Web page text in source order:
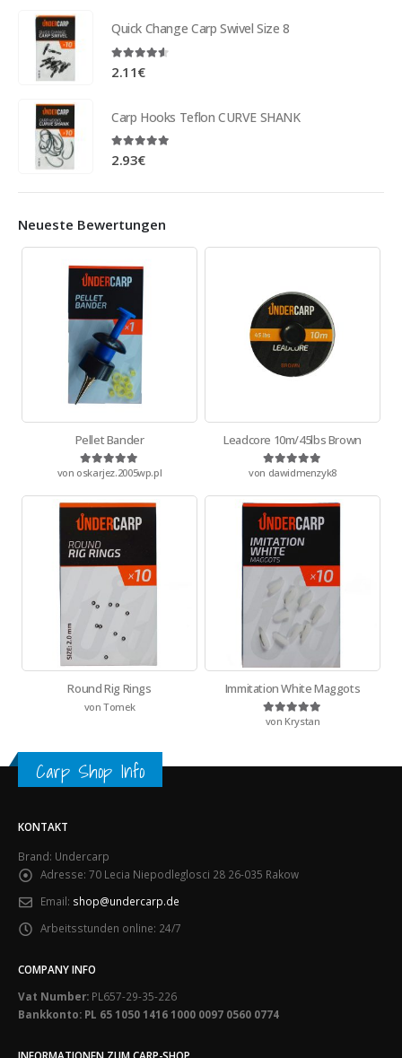
Quick Change Carp Swivel Size 8
4.50out of 5
2.11€
Carp Hooks Teflon CURVE SHANK
4.88out of 5
2.93€
Neueste Bewertungen
Pellet Bander
Bewertet mit5von 5
von oskarjez.2005wp.pl
Leadcore 10m/45lbs Brown
Bewertet mit5
von dawidmenzyk8
Round Rig Rings
von Tomek
Immitation White Maggots
Bewertet mit
von Krystan
Carp Shop Info
KONTAKT
Brand: Undercarp
Adresse: 70 Lecia Niepodleglosci 28 26-035 Rakow
Email: shop@undercarp.de
Arbeitsstunden online: 24/7
COMPANY INFO
Vat Number: PL657-29-35-226
Bankkonto: PL 65 1050 1416 1000 0097 0560 0774
INFORMATIONEN ZUM CARP-SHOP